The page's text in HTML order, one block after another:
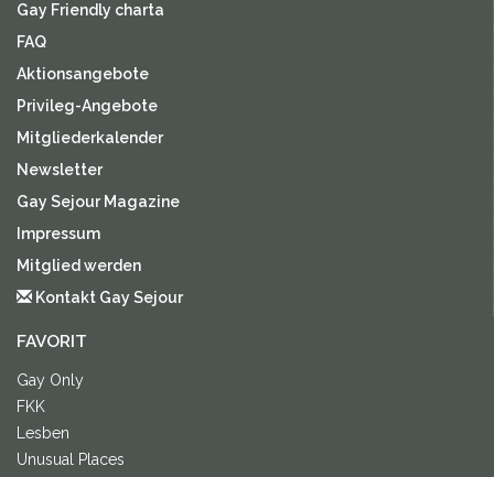
Gay Friendly charta
FAQ
Aktionsangebote
Privileg-Angebote
Mitgliederkalender
Newsletter
Gay Sejour Magazine
Impressum
Mitglied werden
Kontakt Gay Sejour
FAVORIT
Gay Only
FKK
Lesben
Unusual Places